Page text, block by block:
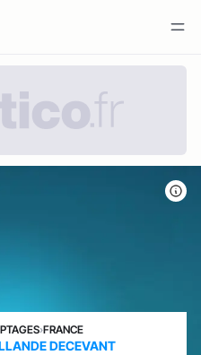
›FRANCE
DECEVANT